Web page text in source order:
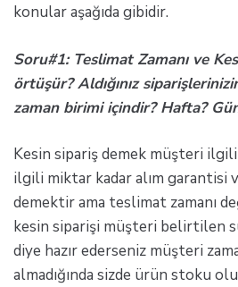
konular aşağıda gibidir.
Soru#1: Teslimat Zamanı ve
örtüşür? Aldığınız
zaman birimi içindir? Hafta?
Kesin sipariş demek müşteri
ilgili miktar kadar alım garantisi
demektir ama teslimat zamanı
kesin siparişi müşteri belirtilen
diye hazır ederseniz müşteri
almadığında sizde ürün stoku